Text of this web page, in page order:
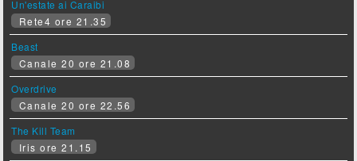
Un'estate ai Caraibi
Rete4 ore 21.35
Beast
Canale 20 ore 21.08
Overdrive
Canale 20 ore 22.56
The Kill Team
Iris ore 21.15